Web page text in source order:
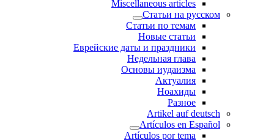
Miscellaneous articles
Статьи на русском
Статьи по темам
Новые статьи
Еврейские даты и праздники
Недельная глава
Основы иудаизма
Актуалия
Ноахиды
Разное
Artikel auf deutsch
Artículos en Español
Artículos por tema